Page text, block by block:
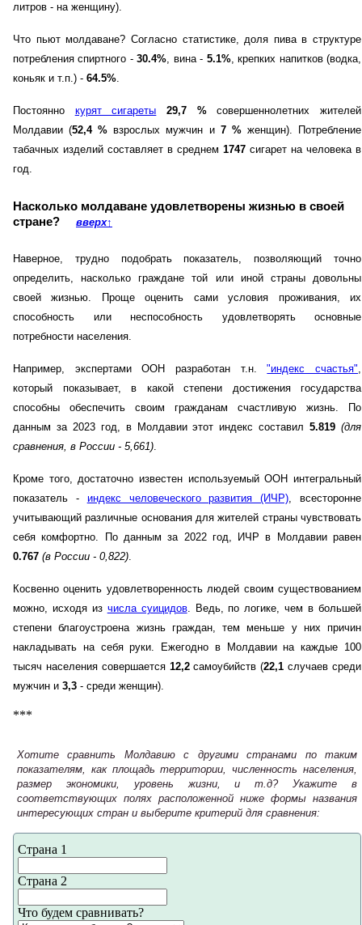
литров - на женщину).
Что пьют молдаване? Согласно статистике, доля пива в структуре
потребления спиртного -30.4%, вина - 5.1%, крепких напитков (водка,
коньяк и т.п.) - 64.5%.
Постоянно курят сигареты 29,7 %совершеннолетних жителей
Молдавии (52,4 % взрослых мужчин и 7 %женщин). Потребление
табачных изделий составляет в среднем 1747 сигарет на человека в
год.
Насколько молдаване удовлетворены жизнью в своей
стране? вверх↑
Наверное, трудно подобрать показатель, позволяющий точно
определить, насколько граждане той или иной страны довольны
своей жизнью. Проще оценить сами условия проживания, их
способность или неспособность удовлетворять основные
потребности населения.
Например, экспертами ООН разработан т.н."индекс счастья",
который показывает, в какой степени достижения государства
способны обеспечить своим гражданам счастливую жизнь. По
данным за 2023 год, в Молдавии этот индекс составил5.819 (для
сравнения, в России - 5,661).
Кроме того, достаточно известен используемый ООН интегральный
показатель - индекс человеческого развития (ИЧР), всесторонне
учитывающий различные основания для жителей страны чувствовать
себя комфортно. По данным за 2022 год, ИЧР в Молдавии равен
0.767 (в России - 0,822).
Косвенно оценить удовлетворенность людей своим существованием
можно, исходя из числа суицидов. Ведь, по логике, чем в большей
степени благоустроена жизнь граждан, тем меньше у них причин
накладывать на себя руки. Ежегодно в Молдавии на каждые 100
тысяч населения совершается 12,2самоубийств (22,1 случаев среди
мужчин и 3,3 - среди женщин).
***
Хотите сравнить Молдавию с другими странами по таким
показателям, как площадь территории, численность населения,
размер экономики, уровень жизни, и т.д? Укажите в
соответствующих полях расположенной ниже формы названия
интересующих стран и выберите критерий для сравнения:
Страна 1
Страна 2
Что будем сравнивать?